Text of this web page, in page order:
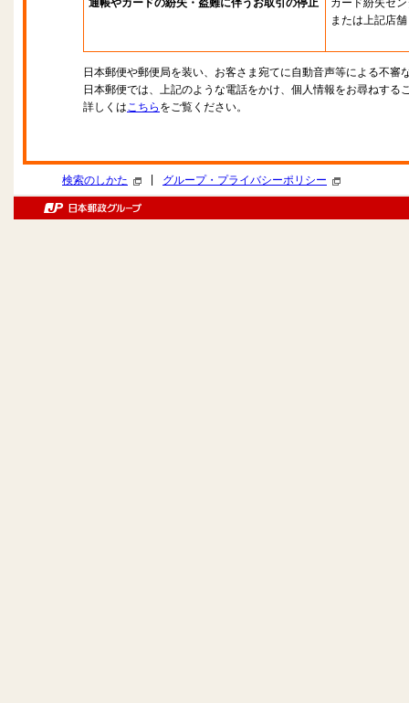
通帳やカードの紛失・盗難に伴うお取引の停止
カード紛失セ
または上記店舗
日本郵便や郵便局を装い、お客さま宛てに自動音声等による不審
日本郵便では、上記のような電話をかけ、個人情報をお尋ねする
詳しくはこちら をご覧ください。
検索のしかた グループ・プライバシーポリシー